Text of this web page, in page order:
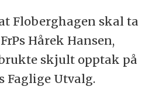
Floberghagen skal ta
Hårek Hansen,
skjult opptak på
Faglige Utvalg.